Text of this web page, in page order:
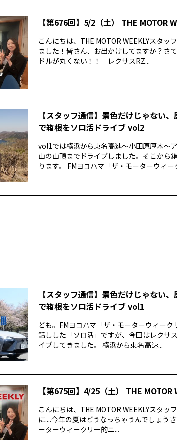
【第676回】5/2（土） THE MOTOR
こんにちは、THE MOTOR WEEKLYスタッ
ました！皆さん、お出かけしてますか？さ
ドルが丸くない！！ レクサスRZ...
【スタッフ通信】景色だけじゃない
で箱根をソロ活ドライブ vol2
vol1では横浜から東名高速〜小田原厚木〜
山の山頂までドライブしました。そこから
ります。 FMヨコハマ「ザ・モーターウィー
【スタッフ通信】景色だけじゃない
で箱根をソロ活ドライブ vol1
ども。FMヨコハマ「ザ・モーターウィー
話しした「ソロ活」ですが、今回はレクサ
イブしてきました。 横浜から東名高速...
【第675回】4/25（土） THE MOTOR
こんにちは、THE MOTOR WEEKLYスタッ
に....今年の夏はどうなっちゃうんでしょう
ーターウィークリー的ニ...